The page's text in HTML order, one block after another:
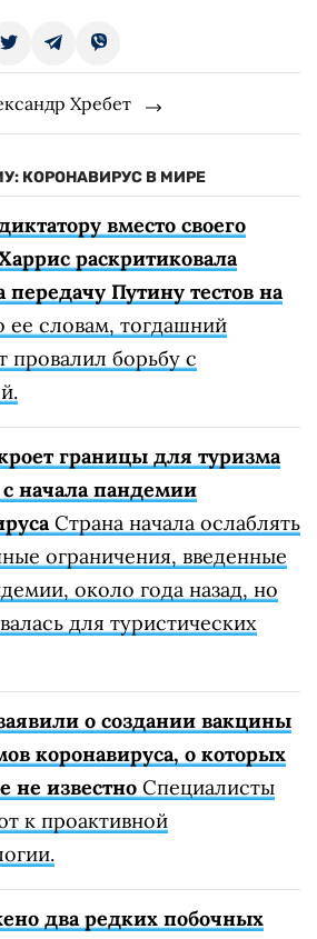
Хребет
КОРОНАВИРУС В МИРЕ
вместо своего
раскритиковала
передачу Путину тестов на
ее словам, тогдашний
провалил борьбу с
границы для туризма
начала пандемии
Страна начала ослаблять
ограничения, введенные
около года назад, но
для туристических
о создании вакцины
коронавируса, о которых
не известно Специалисты
к проактивной
два редких побочных